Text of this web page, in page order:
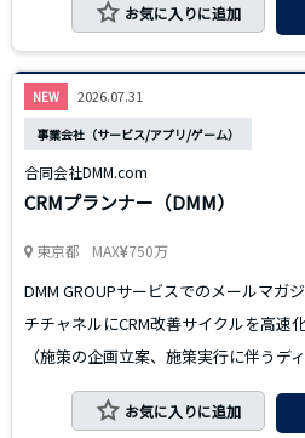
お気に入りに追加
NEW 2026.07.31
事業会社（サービス/アプリ/ゲーム）
合同会社DMM.com
CRMプランナー（DMM）
東京都 MAX 750万
DMM GROUPサービスでのメールマガ
チチャネルにCRM改善サイクルを高速
（施策の企画立案、施策実行に伴うデ
お気に入りに追加